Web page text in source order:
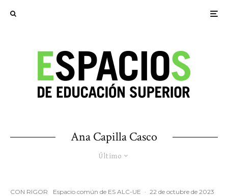
Ana Capilla Casco
Último
CON RIGOR Espacio común de ES ALC-UE · 22 de octubre de 2023